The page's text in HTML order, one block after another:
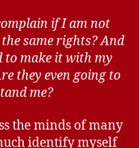
if I am not
same rights? And
to make it with my
they even going to
me?
the minds of many
identify myself